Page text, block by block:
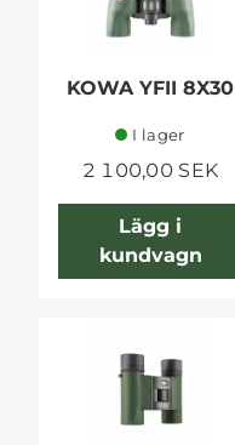
KOWA YFII 8X30
I lager
2 100,00 SEK
Lägg i
kundvagn